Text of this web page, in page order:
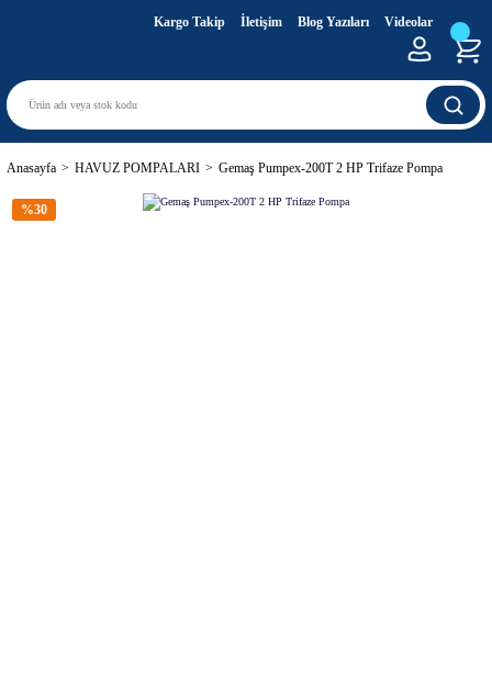
Kargo Takip İletişim Blog Yazıları Videolar
Anasayfa HAVUZ POMPALARI Gemaş Pumpex-200T 2 HP Trifaze Pompa
%30